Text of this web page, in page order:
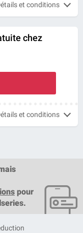
et conditions
chez
et conditions
pour